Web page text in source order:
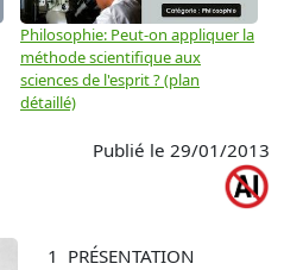
Philosophie: Peut-on appliquer la
méthode scientifique aux
sciences de l'esprit ? (plan
détaillé)
Publié le 29/01/2013
1 PRÉSENTATION